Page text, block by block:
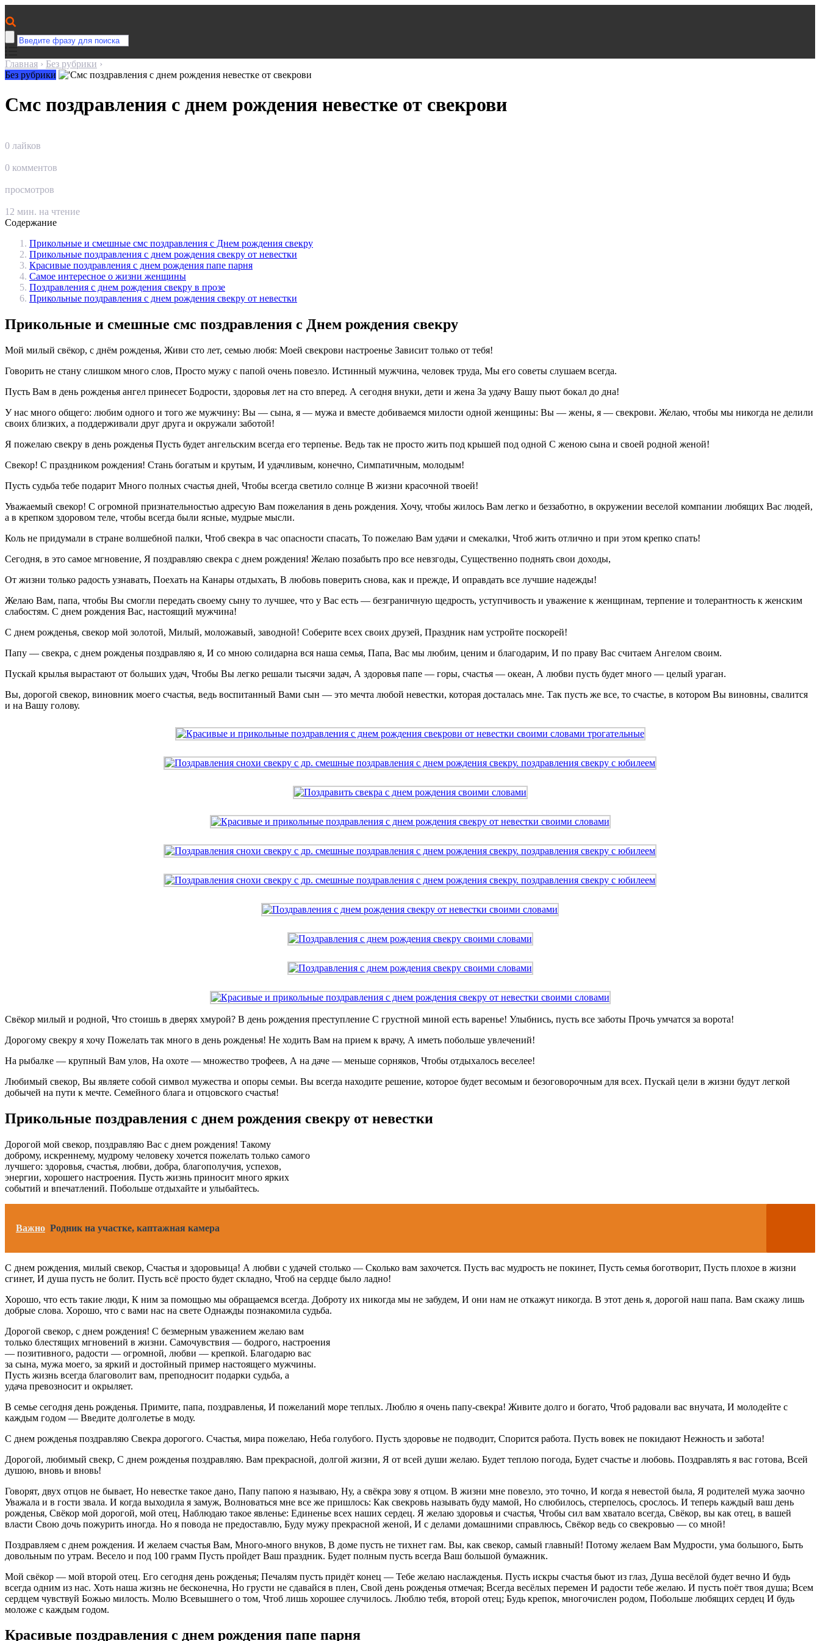
Главная › Без рубрики ›
Без рубрики
Смс поздравления с днем рождения невестке от свекрови
0 лайков
0 комментов
просмотров
12 мин. на чтение
Содержание
Прикольные и смешные смс поздравления с Днем рождения свекру
Прикольные поздравления с днем рождения свекру от невестки
Красивые поздравления с днем рождения папе парня
Самое интересное о жизни женщины
Поздравления с днем рождения свекру в прозе
Прикольные поздравления с днем рождения свекру от невестки
Прикольные и смешные смс поздравления с Днем рождения свекру
Мой милый свёкор, с днём рожденья, Живи сто лет, семью любя: Моей свекрови настроенье Зависит только от тебя!
Говорить не стану слишком много слов, Просто мужу с папой очень повезло. Истинный мужчина, человек труда, Мы его советы слушаем всегда.
Пусть Вам в день рожденья ангел принесет Бодрости, здоровья лет на сто вперед. А сегодня внуки, дети и жена За удачу Вашу пьют бокал до дна!
У нас много общего: любим одного и того же мужчину: Вы — сына, я — мужа и вместе добиваемся милости одной женщины: Вы — жены, я — свекрови. Желаю, чтобы мы никогда не делили
своих близких, а поддерживали друг друга и окружали заботой!
Я пожелаю свекру в день рожденья Пусть будет ангельским всегда его терпенье. Ведь так не просто жить под крышей под одной С женою сына и своей родной женой!
Свекор! С праздником рождения! Стань богатым и крутым, И удачливым, конечно, Симпатичным, молодым!
Пусть судьба тебе подарит Много полных счастья дней, Чтобы всегда светило солнце В жизни красочной твоей!
Уважаемый свекор! С огромной признательностью адресую Вам пожелания в день рождения. Хочу, чтобы жилось Вам легко и беззаботно, в окружении веселой компании любящих Вас людей,
а в крепком здоровом теле, чтобы всегда были ясные, мудрые мысли.
Коль не придумали в стране волшебной палки, Чтоб свекра в час опасности спасать, То пожелаю Вам удачи и смекалки, Чтоб жить отлично и при этом крепко спать!
Сегодня, в это самое мгновение, Я поздравляю свекра с днем рождения! Желаю позабыть про все невзгоды, Существенно поднять свои доходы,
От жизни только радость узнавать, Поехать на Канары отдыхать, В любовь поверить снова, как и прежде, И оправдать все лучшие надежды!
Желаю Вам, папа, чтобы Вы смогли передать своему сыну то лучшее, что у Вас есть — безграничную щедрость, уступчивость и уважение к женщинам, терпение и толерантность к женским
слабостям. С днем рождения Вас, настоящий мужчина!
С днем рожденья, свекор мой золотой, Милый, моложавый, заводной! Соберите всех своих друзей, Праздник нам устройте поскорей!
Папу — свекра, с днем рожденья поздравляю я, И со мною солидарна вся наша семья, Папа, Вас мы любим, ценим и благодарим, И по праву Вас считаем Ангелом своим.
Пускай крылья вырастают от больших удач, Чтобы Вы легко решали тысячи задач, А здоровья папе — горы, счастья — океан, А любви пусть будет много — целый ураган.
Вы, дорогой свекор, виновник моего счастья, ведь воспитанный Вами сын — это мечта любой невестки, которая досталась мне. Так пусть же все, то счастье, в котором Вы виновны, свалится
и на Вашу голову.
Свёкор милый и родной, Что стоишь в дверях хмурой? В день рождения преступление С грустной миной есть варенье! Улыбнись, пусть все заботы Прочь умчатся за ворота!
Дорогому свекру я хочу Пожелать так много в день рожденья! Не ходить Вам на прием к врачу, А иметь побольше увлечений!
На рыбалке — крупный Вам улов, На охоте — множество трофеев, А на даче — меньше сорняков, Чтобы отдыхалось веселее!
Любимый свекор, Вы являете собой символ мужества и опоры семьи. Вы всегда находите решение, которое будет весомым и безоговорочным для всех. Пускай цели в жизни будут легкой
добычей на пути к мечте. Семейного блага и отцовского счастья!
Прикольные поздравления с днем рождения свекру от невестки
Дорогой мой свекор, поздравляю Вас с днем рождения! Такому
доброму, искреннему, мудрому человеку хочется пожелать только самого
лучшего: здоровья, счастья, любви, добра, благополучия, успехов,
энергии, хорошего настроения. Пусть жизнь приносит много ярких
событий и впечатлений. Побольше отдыхайте и улыбайтесь.
Важно Родник на участке, каптажная камера
С днем рождения, милый свекор, Счастья и здоровьица! А любви с удачей столько — Сколько вам захочется. Пусть вас мудрость не покинет, Пусть семья боготворит, Пусть плохое в жизни
сгинет, И душа пусть не болит. Пусть всё просто будет складно, Чтоб на сердце было ладно!
Хорошо, что есть такие люди, К ним за помощью мы обращаемся всегда. Доброту их никогда мы не забудем, И они нам не откажут никогда. В этот день я, дорогой наш папа. Вам скажу лишь
добрые слова. Хорошо, что с вами нас на свете Однажды познакомила судьба.
Дорогой свекор, с днем рождения! С безмерным уважением желаю вам
только блестящих мгновений в жизни. Самочувствия — бодрого, настроения
— позитивного, радости — огромной, любви — крепкой. Благодарю вас
за сына, мужа моего, за яркий и достойный пример настоящего мужчины.
Пусть жизнь всегда благоволит вам, преподносит подарки судьба, а
удача превозносит и окрыляет.
В семье сегодня день рожденья. Примите, папа, поздравленья, И пожеланий море теплых. Люблю я очень папу-свекра! Живите долго и богато, Чтоб радовали вас внучата, И молодейте с
каждым годом — Введите долголетье в моду.
С днем рожденья поздравляю Свекра дорогого. Счастья, мира пожелаю, Неба голубого. Пусть здоровье не подводит, Спорится работа. Пусть вовек не покидают Нежность и забота!
Дорогой, любимый свекр, С днем рожденья поздравляю. Вам прекрасной, долгой жизни, Я от всей души желаю. Будет теплою погода, Будет счастье и любовь. Поздравлять я вас готова, Всей
душою, вновь и вновь!
Говорят, двух отцов не бывает, Но невестке такое дано, Папу папою я называю, Ну, а свёкра зову я отцом. В жизни мне повезло, это точно, И когда я невестой была, Я родителей мужа заочно
Уважала и в гости звала. И когда выходила я замуж, Волноваться мне все же пришлось: Как свекровь называть буду мамой, Но слюбилось, стерпелось, срослось. И теперь каждый ваш день
рожденья, Свёкор мой дорогой, мой отец, Наблюдаю такое явленье: Единенье всех наших сердец. Я желаю здоровья и счастья, Чтобы сил вам хватало всегда, Свёкор, вы как отец, в вашей
власти Свою дочь пожурить иногда. Но я повода не предоставлю, Буду мужу прекрасной женой, И с делами домашними справлюсь, Свёкор ведь со свекровью — со мной!
Поздравляем с днем рождения. И желаем счастья Вам, Много-много внуков, В доме пусть не тихнет гам. Вы, как свекор, самый главный! Потому желаем Вам Мудрости, ума большого, Быть
довольным по утрам. Весело и под 100 грамм Пусть пройдет Ваш праздник. Будет полным пусть всегда Ваш большой бумажник.
Мой свёкор — мой второй отец. Его сегодня день рожденья; Печалям пусть придёт конец — Тебе желаю наслажденья. Пусть искры счастья бьют из глаз, Душа весёлой будет вечно И будь
всегда одним из нас. Хоть наша жизнь не бесконечна, Но грусти не сдавайся в плен, Свой день рожденья отмечая; Всегда весёлых перемен И радости тебе желаю. И пусть поёт твоя душа; Всем
сердцем чувствуй Божью милость. Молю Всевышнего о том, Чтоб лишь хорошее случилось. Люблю тебя, второй отец; Будь крепок, многочислен родом, Побольше любящих сердец И будь
моложе с каждым годом.
Красивые поздравления с днем рождения папе парня